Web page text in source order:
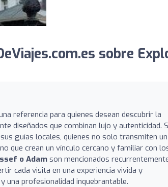
sobre
referencia para quienes desean descubrir la
diseñados que combinan lujo y autenticidad.
guías locales, quienes no solo transmiten un
que crean un vínculo cercano y familiar con
o Adamson mencionados
cada visita en una experiencia vivida y
una profesionalidad inquebrantable.